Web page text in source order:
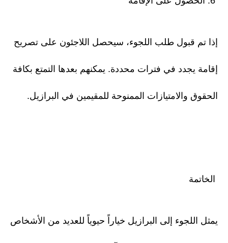
إذا تم قبول طلب اللجوء، سيحصل اللاجئون على تصريح
إقامة يجدد في فترات محددة. يمكنهم بعدها التمتع بكافة
الحقوق والامتيازات الممنوحة للمقيمين في البرازيل.
الخاتمة
يمثل اللجوء إلى البرازيل خياراً حيوياً للعديد من الأشخاص